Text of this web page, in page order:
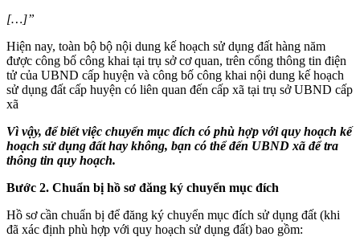
[…]”
Hiện nay, toàn bộ bộ nội dung kế hoạch sử dụng đất hàng năm
được công bố công khai tại trụ sở cơ quan, trên cổng thông tin điện
tử của UBND cấp huyện và công bố công khai nội dung kế hoạch
sử dụng đất cấp huyện có liên quan đến cấp xã tại trụ sở UBND cấp
xã
Vì vậy, để biết việc chuyển mục đích có phù hợp với quy hoạch kế
hoạch sử dụng đất hay không, bạn có thể đến UBND xã để tra
thông tin quy hoạch.
Bước 2. Chuẩn bị hồ sơ đăng ký chuyển mục đích
Hồ sơ cần chuẩn bị để đăng ký chuyển mục đích sử dụng đất (khi
đã xác định phù hợp với quy hoạch sử dụng đất) bao gồm: